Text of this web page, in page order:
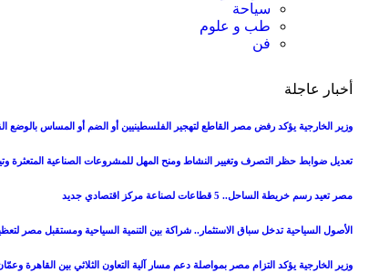
سياحة
طب و علوم
فن
أخبار عاجلة
وزير الخارجية يؤكد رفض مصر القاطع لتهجير الفلسطينيين أو الضم أو المساس بالوضع
تعديل ضوابط حظر التصرف وتغيير النشاط ومنح المهل للمشروعات الصناعية المتعثرة
مصر تعيد رسم خريطة الساحل.. 5 قطاعات لصناعة مركز اقتصادي جديد
الأصول السياحية تدخل سباق الاستثمار.. شراكة بين التنمية السياحية ومستقبل مصر
وزير الخارجية يؤكد التزام مصر بمواصلة دعم مسار آلية التعاون الثلاثي بين القاهرة